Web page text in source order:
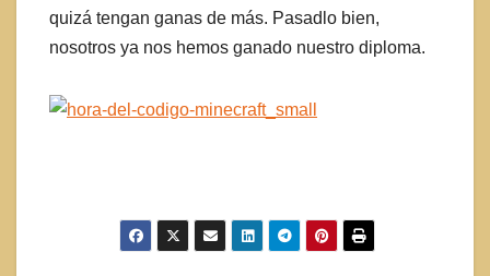
quizá tengan ganas de más. Pasadlo bien,
nosotros ya nos hemos ganado nuestro diploma.